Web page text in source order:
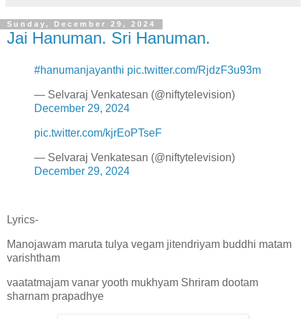
Sunday, December 29, 2024
Jai Hanuman. Sri Hanuman.
#hanumanjayanthi pic.twitter.com/RjdzF3u93m
— Selvaraj Venkatesan (@niftytelevision)
December 29, 2024
pic.twitter.com/kjrEoPTseF
— Selvaraj Venkatesan (@niftytelevision)
December 29, 2024
Lyrics-
Manojawam maruta tulya vegam jitendriyam buddhi matam
varishtham
vaatatmajam vanar yooth mukhyam Shriram dootam
sharnam prapadhye